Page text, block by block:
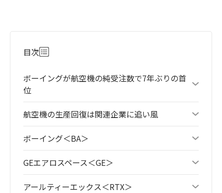
目次
ボーイングが航空機の純受注数で7年ぶりの首
位
航空機の生産回復は関連企業に追い風
ボーイング＜BA＞
GEエアロスペース＜GE＞
アールティーエックス＜RTX＞